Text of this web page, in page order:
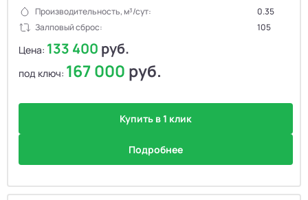
Производительность, м³/сут:
0.35
Залповый сброс:
105
Цена: 133 400 руб.
под ключ: 167 000 руб.
Купить в 1 клик
Подробнее